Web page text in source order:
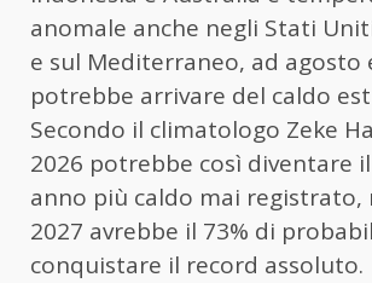
anomale anche negli Stati
e sul Mediterraneo, ad agosto
potrebbe arrivare del caldo
Secondo il climatologo Zeke
2026 potrebbe così diventare
anno più caldo mai registrato,
2027 avrebbe il 73% di
conquistare il record assoluto.